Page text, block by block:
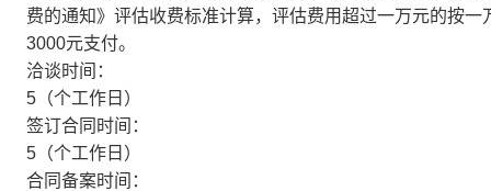
费的通知》评估收费标准计算，评估费用超过一万元的按
3000元支付。
洽谈时间：
5（个工作日）
签订合同时间：
5（个工作日）
合同备案时间：